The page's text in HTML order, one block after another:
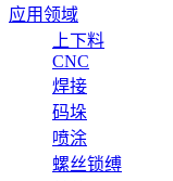
应用领域
上下料
CNC
焊接
码垛
喷涂
螺丝锁缚